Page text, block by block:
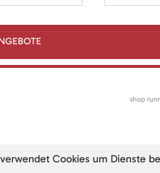
shop
Cookies um Dienste